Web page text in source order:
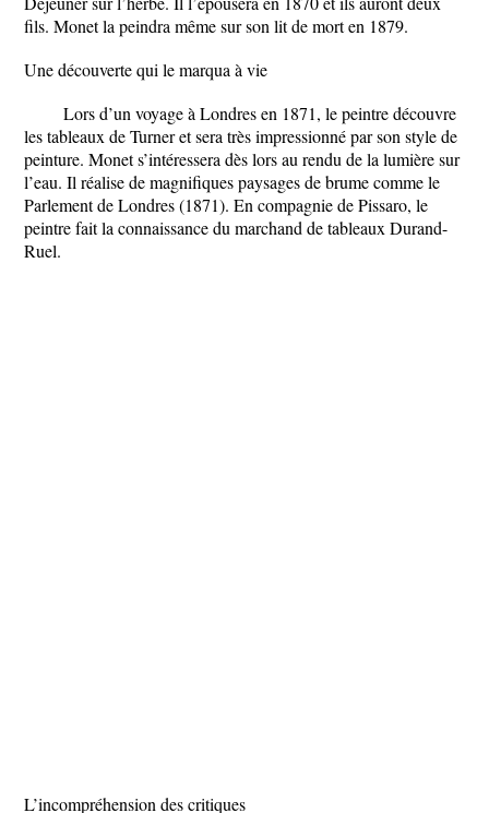
fils. Monet la peindra même sur son lit de mort en 1879.
Une découverte qui le marqua à vie
Lors d’un voyage à Londres en 1871, le peintre découvre
les tableaux de Turner et sera très impressionné par son style de
peinture. Monet s’intéressera dès lors au rendu de la lumière sur
l’eau. Il réalise de magnifiques paysages de brume comme le
Parlement de Londres (1871). En compagnie de Pissaro, le
peintre fait la connaissance du marchand de tableaux Durand-
Ruel.
L’incompréhension des critiques